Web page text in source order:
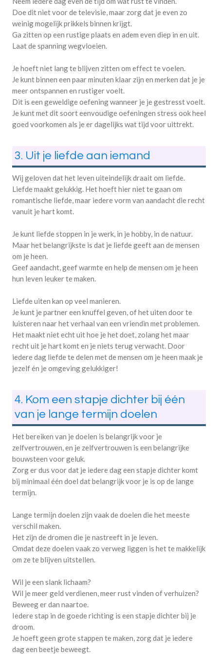
Doe dit niet voor de televisie, maar zorg dat je even zo
weinig mogelijk prikkels binnen krijgt.
Ga zitten op een rustige plaats en adem even diep in en uit.
Laat de spanning wegvloeien.
Je hoeft niet lang te blijven zitten om effect te voelen.
Je kunt binnen een paar minuten klaar zijn en merken dat je je
meer ontspannen en rustiger voelt.
Dit is een geweldige oefening wanneer je je gestresst voelt.
Je kunt met dit soort eenvoudige oefeningen stress ook heel
goed voorkomen als je er dagelijks wat tijd voor uittrekt.
3. Uit je liefde aan iemand
Wij geloven dat het leven uiteindelijk draait om liefde.
Liefde maakt gelukkig. Het hoeft hier niet te gaan om
romantische liefde, maar iedere vorm van aandacht die recht
vanuit je hart komt.
Je kunt liefde stoppen in je werk, in je hobby, in de natuur.
Maar het belangrijkste is dat je liefde geeft aan de mensen
om je heen.
Geef aandacht, geef warmte en help de mensen om je heen
hun leven leuker te maken.
Liefde uiten kan op veel manieren.
Je kunt je partner een knuffel geven, of het uiten door te
luisteren naar het verhaal van een vriendin met problemen.
Het maakt niet echt uit hoe je het doet, zolang het maar
recht uit je hart komt en je niets terug verwacht. Door
iedere dag liefde te delen met de mensen om je heen maak je
jezelf én je omgeving gelukkiger!
4. Kom een stapje dichter bij één
van je lange termijn doelen
Het bereiken van je doelen is belangrijk voor je
zelfvertrouwen, en je zelfvertrouwen is een belangrijke
bouwsteen voor geluk.
Zorg er dus voor dat je iedere dag een stapje dichter komt
bij minimaal één doel dat belangrijk voor je is op de lange
termijn.
Lange termijn doelen zijn vaak de doelen die het meeste
verschil maken.
Het zijn de dromen die je nastreeft in je leven.
Omdat deze doelen vaak zo verweg liggen is het te makkelijk
om ze te blijven uitstellen.
Wil je een slank lichaam?
Wil je meer geld verdienen, meer rust vinden of verhuizen?
Beweeg er dan naartoe.
Iedere stap in de goede richting is een stapje dichter bij je
droom.
Je hoeft geen grote stappen te maken, zorg dat je iedere
dag een beetje beweegt.